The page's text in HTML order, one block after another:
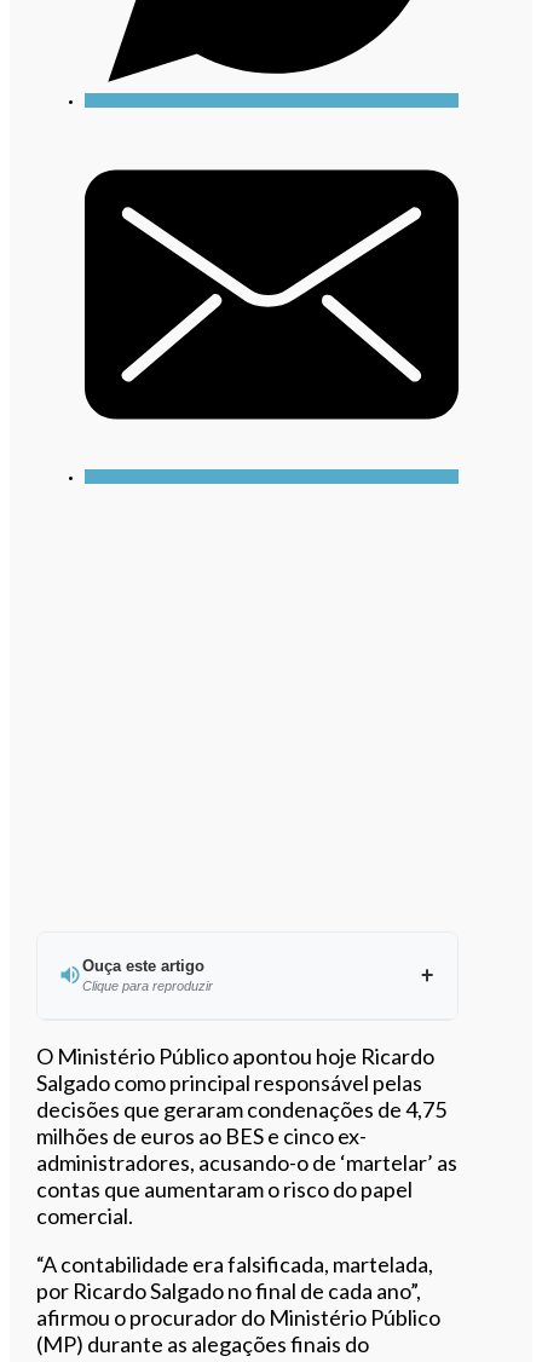
Ouça este artigo
Clique para reproduzir
Ouvir este artigo
O Ministério Público apontou hoje Ricardo
Salgado como principal responsável pelas
decisões que geraram condenações de 4,75
milhões de euros ao BES e cinco ex-
administradores, acusando-o de ‘martelar’ as
contas que aumentaram o risco do papel
comercial.
“A contabilidade era falsificada, martelada,
por Ricardo Salgado no final de cada ano”,
afirmou o procurador do Ministério Público
(MP) durante as alegações finais do